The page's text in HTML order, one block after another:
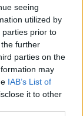
seeing
utilized by
parties prior to
further
parties on the
may
IAB’s List of
it to other
stârnește
acuzațiile